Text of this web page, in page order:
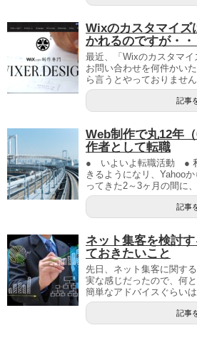
Wixのカスタマイズ
かれるのですが・・
最近、「Wixのカスタマ
お問い合わせを何件かい
ら言うとやっておりませ
記事
Web制作で丸12年
作者として転職
● いよいよ転職活動 ●
きるようになリ、Yahoo
ってきた2～3ヶ月の間に
記事
ネット集客を検討
ておきたいこと
先日、ネット集客に関す
実な感じだったので、何
簡単なアドバイスぐらい
記事